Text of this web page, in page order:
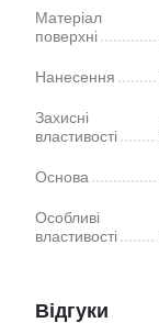
Матеріал
поверхні
Нанесення
Захисні
властивості
Основа
Особливі
властивості
Відгуки